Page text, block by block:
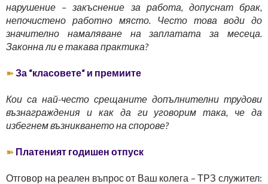
нарушение – закъснение за работа, допуснат брак,
непочистено работно място. Често това води до
значително намаляване на заплатата за месеца.
Законна ли е такава практика?
➽За “класовете“ и премиите
Кои са най-често срещаните допълнителни трудови
възнаграждения и как да ги уговорим така, че да
избегнем възникването на спорове?
➽ Платеният годишен отпуск
Отговор на реален въпрос от Ваш колега – ТРЗ служител: